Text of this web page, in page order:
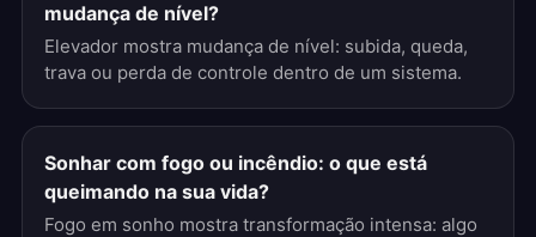
mudança de nível?
Elevador mostra mudança de nível: subida, queda,
trava ou perda de controle dentro de um sistema.
Sonhar com fogo ou incêndio: o que está
queimando na sua vida?
Fogo em sonho mostra transformação intensa: algo